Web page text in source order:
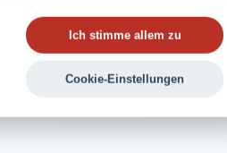
Gmbh
Ich stimme allem zu
Cookie-Einstellungen